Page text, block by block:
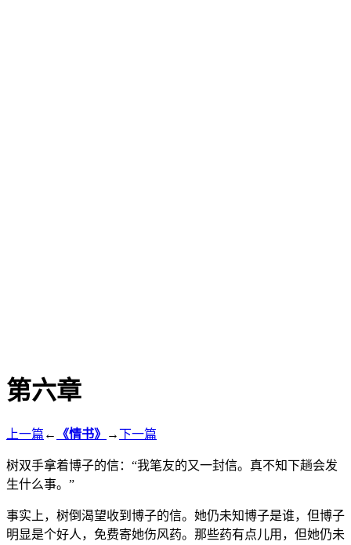
第六章
上一篇 ← 《情书》 →下一篇
树双手拿着博子的信：“我笔友的又一封信。真不知下趟会发
生什么事。”
事实上，树倒渴望收到博子的信。她仍未知博子是谁，但博子
明显是个好人，免费寄她伤风药。那些药有点儿用，但她仍未